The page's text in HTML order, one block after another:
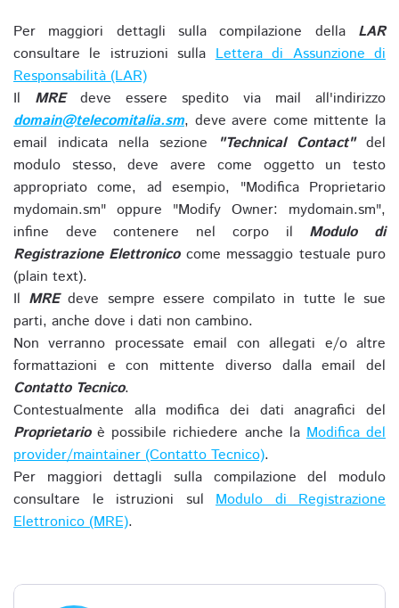
Per maggiori dettagli sulla compilazione della LAR
consultare le istruzioni sullaLettera di Assunzione di
Responsabilità (LAR)
Il MREdeve essere spedito via mail all'indirizzo
domain@telecomitalia.sm, deve avere come mittente la
email indicata nella sezione
"Technical Contact"del
modulo stesso, deve avere come oggetto un testo
appropriato come, ad esempio, "Modifica Proprietario
mydomain.sm" oppure "Modify Owner: mydomain.sm",
infine deve contenere nel corpo il Modulo di
Registrazione Elettronicocome messaggio testuale puro
(plain text).
Il MREdeve sempre essere compilato in tutte le sue
parti, anche dove i dati non cambino.
Non verranno processate email con allegati e/o altre
formattazioni e con mittente diverso dalla email del
Contatto Tecnico.
Contestualmente alla modifica dei dati anagrafici del
Proprietarioè possibile richiedere anche laModifica del
provider/maintainer (Contatto Tecnico).
Per maggiori dettagli sulla compilazione del modulo
consultare le istruzioni sul Modulo di Registrazione
Elettronico (MRE).